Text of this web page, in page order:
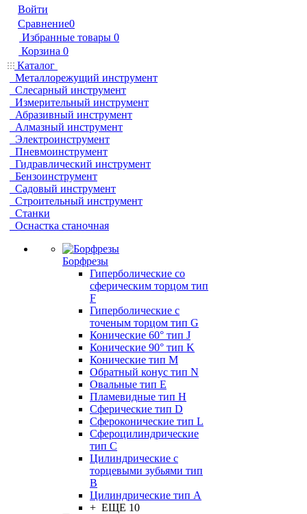
Войти
Сравнение0
Избранные товары 0
Корзина 0
Каталог
Металлорежущий инструмент
Слесарный инструмент
Измерительный инструмент
Абразивный инструмент
Алмазный инструмент
Электроинструмент
Пневмоинструмент
Гидравлический инструмент
Бензоинструмент
Садовый инструмент
Строительный инструмент
Станки
Оснастка станочная
Борфрезы
Гиперболические cо
сферическим торцом тип
F
Гиперболические с
точеным торцом тип G
Конические 60° тип J
Конические 90° тип K
Конические тип M
Обратный конус тип N
Овальные тип E
Пламевидные тип H
Сферические тип D
Сфероконические тип L
Сфероцилиндрические
тип C
Цилиндрические с
торцевыми зубьями тип
B
Цилиндрические тип А
+ ЕЩЕ 10